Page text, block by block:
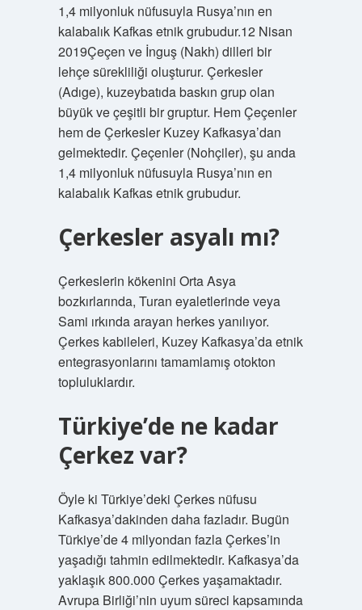
1,4 milyonluk nüfusuyla Rusya’nın en
kalabalık Kafkas etnik grubudur.12 Nisan
2019Çeçen ve İnguş (Nakh) dilleri bir
lehçe sürekliliği oluşturur. Çerkesler
(Adıge), kuzeybatıda baskın grup olan
büyük ve çeşitli bir gruptur. Hem Çeçenler
hem de Çerkesler Kuzey Kafkasya’dan
gelmektedir. Çeçenler (Nohçiler), şu anda
1,4 milyonluk nüfusuyla Rusya’nın en
kalabalık Kafkas etnik grubudur.
Çerkesler asyalı mı?
Çerkeslerin kökenini Orta Asya
bozkırlarında, Turan eyaletlerinde veya
Sami ırkında arayan herkes yanılıyor.
Çerkes kabileleri, Kuzey Kafkasya’da etnik
entegrasyonlarını tamamlamış otokton
topluluklardır.
Türkiye’de ne kadar
Çerkez var?
Öyle ki Türkiye’deki Çerkes nüfusu
Kafkasya’dakinden daha fazladır. Bugün
Türkiye’de 4 milyondan fazla Çerkes’in
yaşadığı tahmin edilmektedir. Kafkasya’da
yaklaşık 800.000 Çerkes yaşamaktadır.
Avrupa Birliği’nin uyum süreci kapsamında